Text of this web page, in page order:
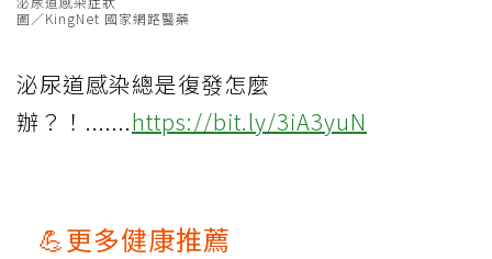
圖／KingNet 國家網路醫藥
泌尿道感染總是復發怎麼
辦？！.......https://bit.ly/3iA3yuN
💪更多健康推薦